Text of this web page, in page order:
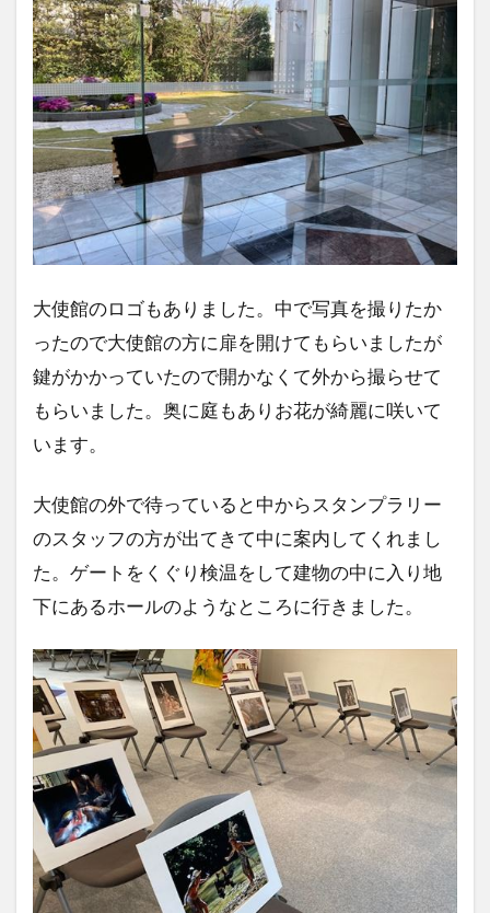
大使館のロゴもありました。中で写真を撮りたか
ったので大使館の方に扉を開けてもらいましたが
鍵がかかっていたので開かなくて外から撮らせて
もらいました。奥に庭もありお花が綺麗に咲いて
います。
大使館の外で待っていると中からスタンプラリー
のスタッフの方が出てきて中に案内してくれまし
た。ゲートをくぐり検温をして建物の中に入り地
下にあるホールのようなところに行きました。